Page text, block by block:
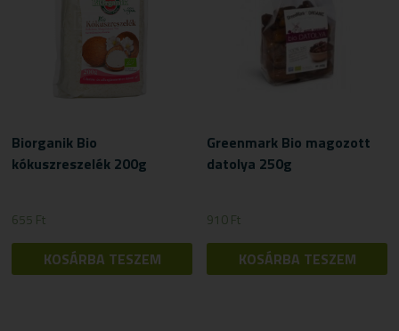
Biorganik Bio
kókuszreszelék 200g
655 Ft
KOSÁRBA TESZEM
Greenmark Bio magozott
datolya 250g
910Ft
KOSÁRBA TESZEM